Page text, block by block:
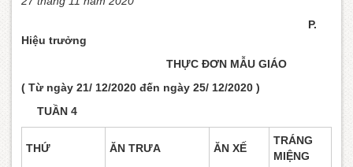
P.
Hiệu trưởng
THỰC ĐƠN MẪU GIÁO
( Từ ngày 21/ 12/2020 đến ngày 25/ 12/2020 )
TUẦN 4
THỨ ĂN TRƯA ĂN XẾ
TRÁNG
MIỆNG